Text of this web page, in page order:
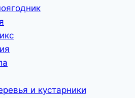
и кустарники